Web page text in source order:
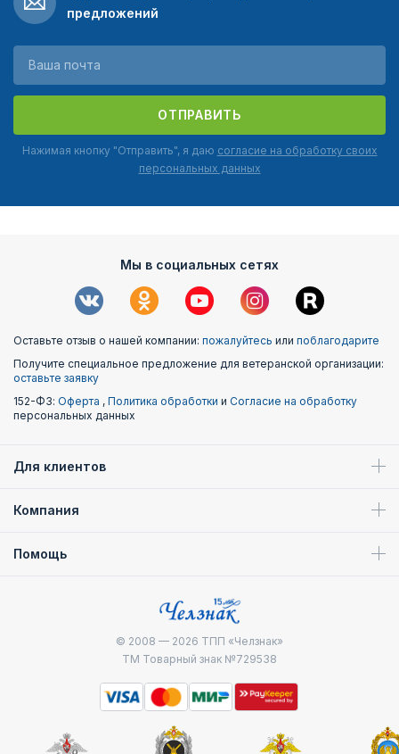
предложений
ОТПРАВИТЬ
Нажимая кнопку "Отправить", я даю согласие на обработку своих
персональных данных
Мы в социальных сетях
Оставьте отзыв о нашей компании: пожалуйтесь или поблагодарите
Получите специальное предложение для ветеранской организации:
оставьте заявку
152-ФЗ: Оферта , Политика обработки и Согласие на обработку
персональных данных
Для клиентов
Компания
Помощь
© 2008 — 2026 ТПП «Челзнак»
ТМ Товарный знак №729538